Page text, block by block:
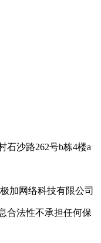
石沙路262号b栋4楼a
加网络科技有限公司
合法性不承担任何保